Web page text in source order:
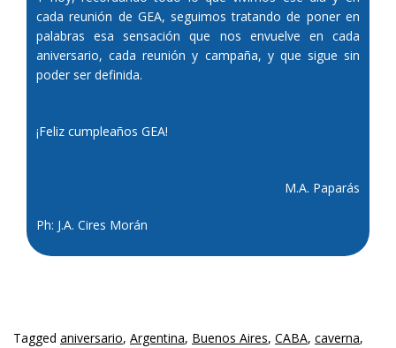
cada reunión de GEA, seguimos tratando de poner en
palabras esa sensación que nos envuelve en cada
aniversario, cada reunión y campaña, y que sigue sin
poder ser definida.
¡Feliz cumpleaños GEA!
M.A. Paparás
Ph: J.A. Cires Morán
Tagged aniversario, Argentina, Buenos Aires, CABA, caverna,